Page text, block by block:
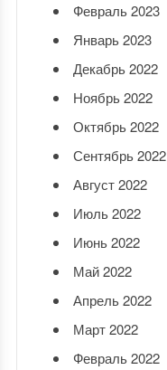
Февраль 2023
Январь 2023
Декабрь 2022
Ноябрь 2022
Октябрь 2022
Сентябрь 2022
Август 2022
Июль 2022
Июнь 2022
Май 2022
Апрель 2022
Март 2022
Февраль 2022